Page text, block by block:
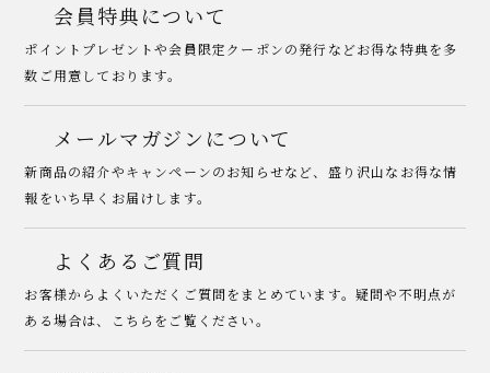
会員特典について
ポイントプレゼントや会員限定クーポンの発行などお得な特典を多
数ご用意しております。
メールマガジンについて
新商品の紹介やキャンペーンのお知らせなど、盛り沢山なお得な情
報をいち早くお届けします。
よくあるご質問
お客様からよくいただくご質問をまとめています。疑問や不明点が
ある場合は、こちらをご覧ください。